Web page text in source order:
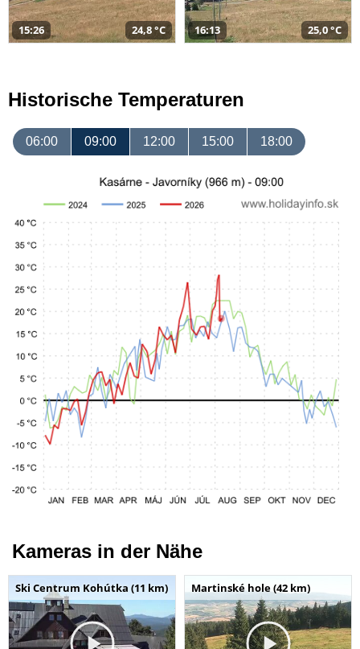
15:26 24,8 °C 16:13 25,0 °C
Historische Temperaturen
06:00 09:00 12:00 15:00 18:00
Kameras in der Nähe
Ski Centrum Kohútka (11 km) Martinské hole (42 km)